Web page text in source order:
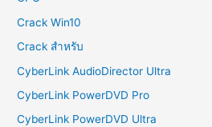
Crack Win10
Crack สำหรับ
CyberLink AudioDirector Ultra
CyberLink PowerDVD Pro
CyberLink PowerDVD Ultra